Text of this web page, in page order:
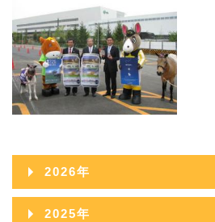
2026年
2026年08月
2025年